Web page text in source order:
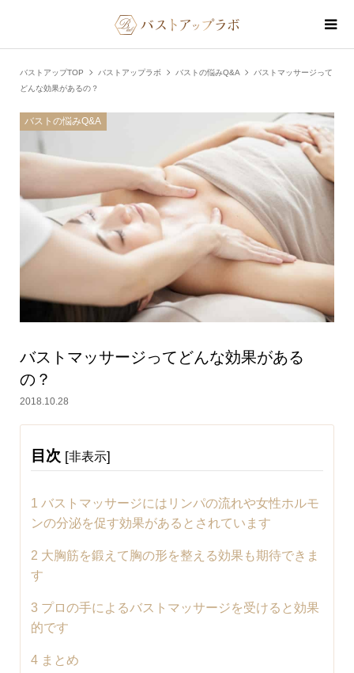
バストアップTOP バストアップラボ バストの悩みQ&A
バストマッサージって
どんな効果があるの？
バストの悩みQ&A
バストマッサージってどんな効果がある
の？
2018.10.28
目次 [非表示]
1 バストマッサージにはリンパの流れや女性ホルモ
ンの分泌を促す効果があるとされています
2 大胸筋を鍛えて胸の形を整える効果も期待できま
す
3 プロの手によるバストマッサージを受けると効果
的です
4 まとめ